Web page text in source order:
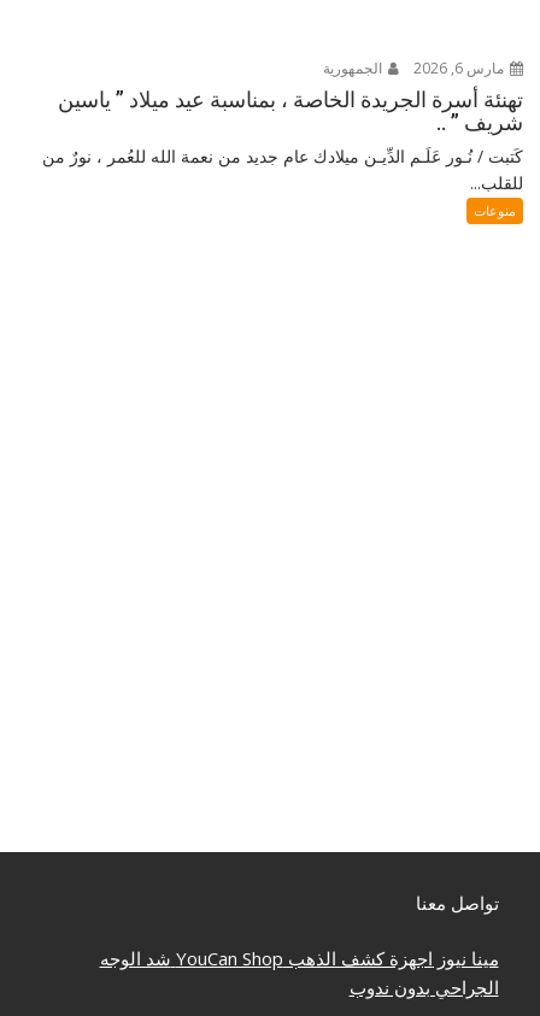
مارس 6, 2026 الجمهورية
تهنئة أسرة الجريدة الخاصة ، بمناسبة عيد ميلاد ” ياسين
شريف ” ..
كَتبت / نُـور عَلَـم الدِّيـن ميلادك عام جديد من نعمة الله للعُمر ، نورٌ من
للقلب...
منوعات
تواصل معنا
مينا نيوز اجهزة كشف الذهب YouCan Shop شد الوجه
الجراحي بدون ندوب